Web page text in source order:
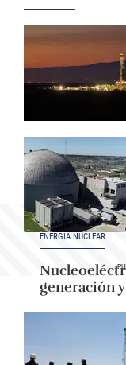
ENERGÍA NUCLEAR
generación